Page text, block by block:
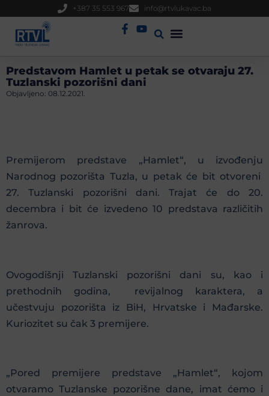
+387 35 553 967 info@rtvlukavac.ba
Predstavom Hamlet u petak se otvaraju 27.
Tuzlanski pozorišni dani
Objavljeno: 08.12.2021.
Premijerom predstave „Hamlet“, u izvođenju
Narodnog pozorišta Tuzla, u petak će bit otvoreni
27. Tuzlanski pozorišni dani. Trajat će do 20.
decembra i bit će izvedeno 10 predstava različitih
žanrova.
Ovogodišnji Tuzlanski pozorišni dani su, kao i
prethodnih godina, revijalnog karaktera, a
učestvuju pozorišta iz BiH, Hrvatske i Mađarske.
Kuriozitet su čak 3 premijere.
„Pored premijere predstave „Hamlet“, kojom
otvaramo Tuzlanske pozorišne dane, imat ćemo i